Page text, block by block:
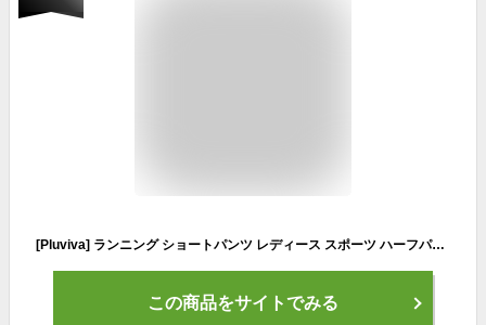
[Pluviva] ランニング ショートパンツ レディース スポーツ ハーフパンツ 短パン ゆったり ヨガパンツ スポーツウェア トレーニングウェア フィットネス ジム 冷感 速乾 後ろポケット K22-blk-L
この商品をサイトでみる